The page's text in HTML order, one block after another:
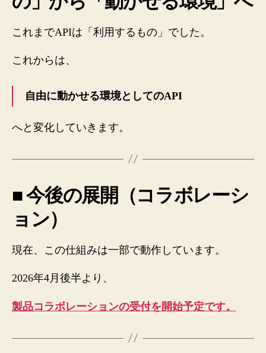
これまでAPIは「利用するもの」でした。
これからは、
自由に動かせる環境としてのAPI
へと変化していきます。
■ 今後の展開（コラボレーシ
ョン）
現在、この仕組みは一部で動作しています。
2026年4月後半より、
製品コラボレーションの受付を開始予定です。